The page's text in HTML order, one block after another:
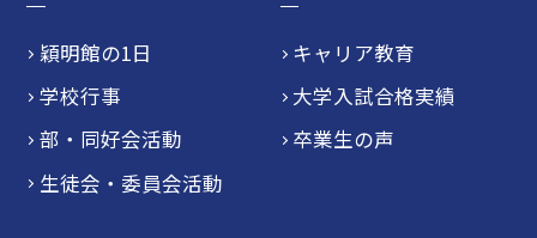
穎明館の1日
学校行事
部・同好会活動
生徒会・委員会活動
キャリア教育
大学入試合格実績
卒業生の声